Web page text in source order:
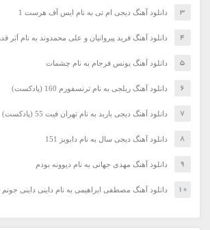
دانلود آهنگ دیجی ام تی به نام ایس آف هرست 1
دانلود آهنگ فرید پیروانیان و علی محمدوند به نام اَبَر
دانلود آهنگ یونس فرجام به نام چشمات
دانلود آهنگ ریلجی به نام ترنسفورم 160 (پادکست)
دانلود آهنگ دیجی باربد به نام تهران فیت 55 (پادکست)
دانلود آهنگ دیجی سال به نام دابویز 151
دانلود آهنگ مهدی جهانی به نام دیوونه بودم
دانلود آهنگ مصطفی ابراهیمی به نام داینی داینی جونم